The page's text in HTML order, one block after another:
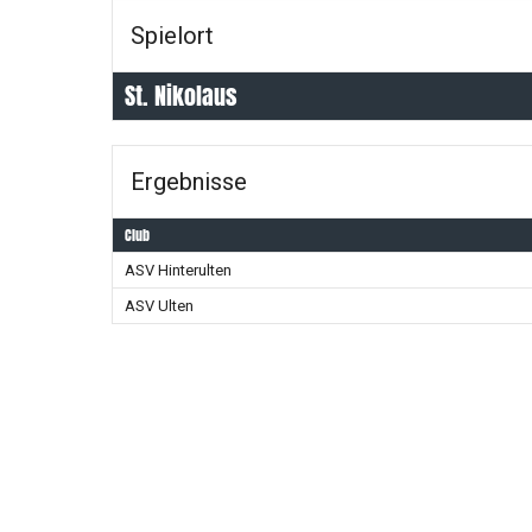
Spielort
St. Nikolaus
Ergebnisse
Club
ASV Hinterulten
ASV Ulten